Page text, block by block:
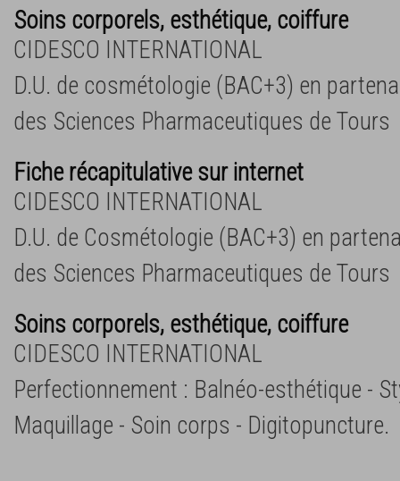
Soins corporels, esthétique, coiffure
CIDESCO INTERNATIONAL
D.U. de cosmétologie (BAC+3) en
des Sciences Pharmaceutiques de Tours
Fiche récapitulative sur internet
CIDESCO INTERNATIONAL
D.U. de Cosmétologie (BAC+3) en
des Sciences Pharmaceutiques de Tours
Soins corporels, esthétique, coiffure
CIDESCO INTERNATIONAL
Perfectionnement : Balnéo-esthétique -
Maquillage - Soin corps - Digitopuncture.